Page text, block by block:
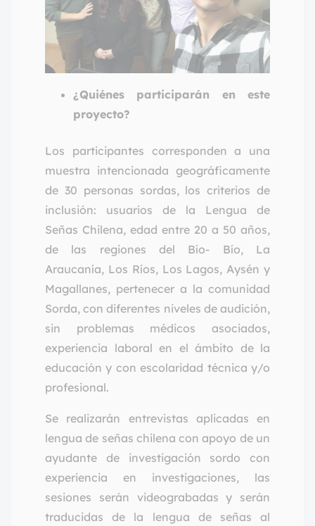
¿Quiénes participarán en este
proyecto?
Los participantes corresponden a una
muestra intencionada geográficamente
de 30 personas sordas, los criterios de
inclusión: usuarios de la Lengua de
Señas Chilena, edad entre 20 a 50 años,
de las regiones del Bío- Bío, La
Araucanía, Los Ríos, Los Lagos, Aysén y
Magallanes, pertenecer a la comunidad
Sorda, con diferentes niveles de audición,
sin problemas médicos asociados,
experiencia laboral en el ámbito de la
educación y con escolaridad técnica y/o
profesional.
Se realizarán entrevistas aplicadas en
lengua de señas chilena con apoyo de un
ayudante de investigación sordo con
experiencia en investigaciones, las
sesiones serán videograbadas y serán
traducidas de la lengua de señas al